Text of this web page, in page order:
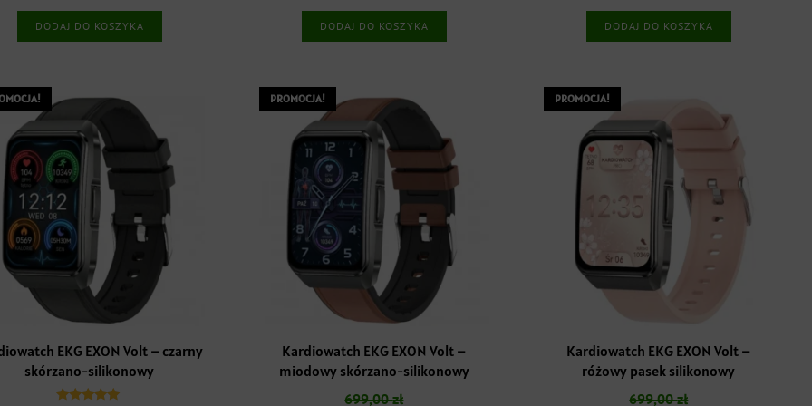
wynosiła:
1099,00 zł.
wynosi:
799,00 zł.
DODAJ DO KOSZYKA
wynosiła:
699,00 zł.
wynosi:
579,00 zł.
DODAJ DO KOSZYKA
wynosiła:
699,00 zł.
wynosi:
579,00 zł.
DODAJ DO KOSZYKA
EKG EXON Volt – czarny
skórzano-silikonowy
PROMOCJA!
Kardiowatch EKG EXON Volt –
miodowy skórzano-silikonowy
699,00zł
PROMOCJA!
Kardiowatch EKG EXON Volt –
różowy pasek silikonowy
699,00zł